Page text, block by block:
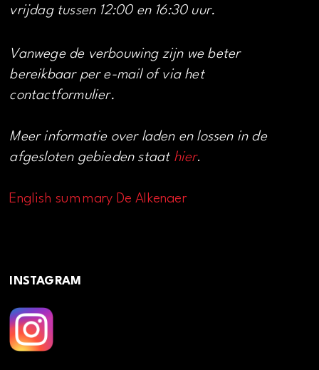
vrijdag tussen 12:00 en 16:30 uur.
Vanwege de verbouwing zijn we beter
bereikbaar per e-mail of via het
contactformulier.
Meer informatie over laden en lossen in de
afgesloten gebieden staat hier.
English summary De Alkenaer
INSTAGRAM